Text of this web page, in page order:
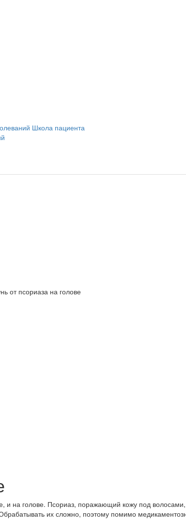
Школа пациента
от псориаза на голове
и на голове. Псориаз, поражающий кожу под
их сложно, поэтому помимо